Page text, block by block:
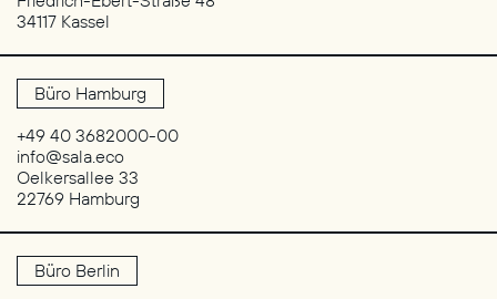
34117 Kassel
Büro Hamburg
+49 40 3682000-00
info@sala.eco
Oelkersallee 33
22769 Hamburg
Büro Berlin